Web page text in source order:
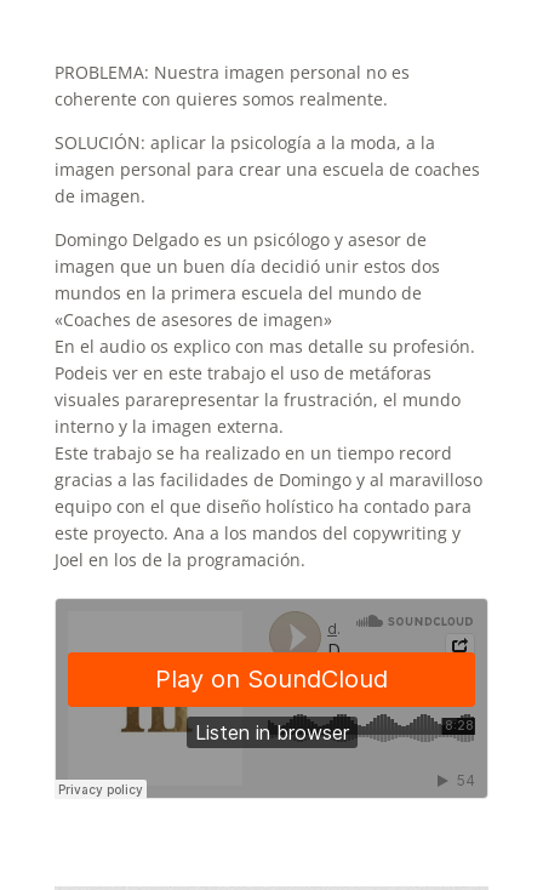
PROBLEMA: Nuestra imagen personal no es
coherente con quieres somos realmente.
SOLUCIÓN: aplicar la psicología a la moda, a la
imagen personal para crear una escuela de coaches
de imagen.
Domingo Delgado es un psicólogo y asesor de
imagen que un buen día decidió unir estos dos
mundos en la primera escuela del mundo de
«Coaches de asesores de imagen»
En el audio os explico con mas detalle su profesión.
Podeis ver en este trabajo el uso de metáforas
visuales pararepresentar la frustración, el mundo
interno y la imagen externa.
Este trabajo se ha realizado en un tiempo record
gracias a las facilidades de Domingo y al maravilloso
equipo con el que diseño holístico ha contado para
este proyecto. Ana a los mandos del copywriting y
Joel en los de la programación.